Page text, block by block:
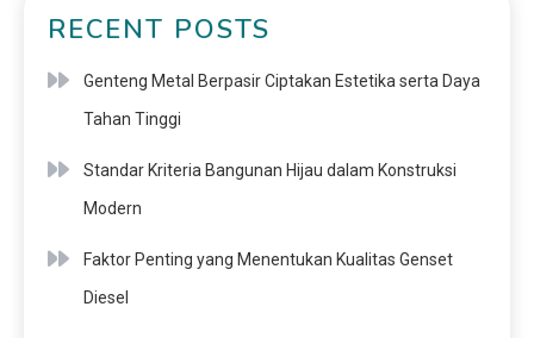
RECENT POSTS
Genteng Metal Berpasir Ciptakan Estetika serta Daya
Tahan Tinggi
Standar Kriteria Bangunan Hijau dalam Konstruksi
Modern
Faktor Penting yang Menentukan Kualitas Genset
Diesel